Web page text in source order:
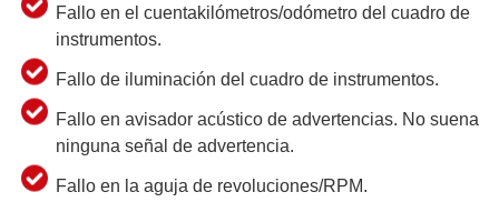
Fallo en el cuentakilómetros/odómetro del cuadro de
instrumentos.
Fallo de iluminación del cuadro de instrumentos.
Fallo en avisador acústico de advertencias. No suena
ninguna señal de advertencia.
Fallo en la aguja de revoluciones/RPM.